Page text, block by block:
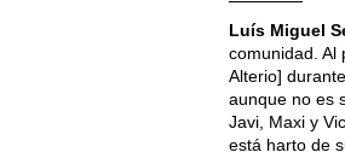
Luís Miguel
comunidad. Al
Alterio]
aunque no es
Javi, Maxi y
está harto de